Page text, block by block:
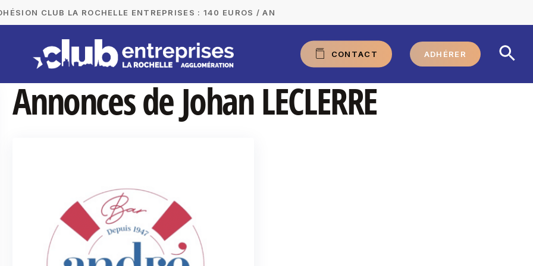
CLUB LA ROCHELLE ENTREPRISES : 140 EUROS / AN
CON TACT ADHÉRER
Annonces de Johan LECLERRE